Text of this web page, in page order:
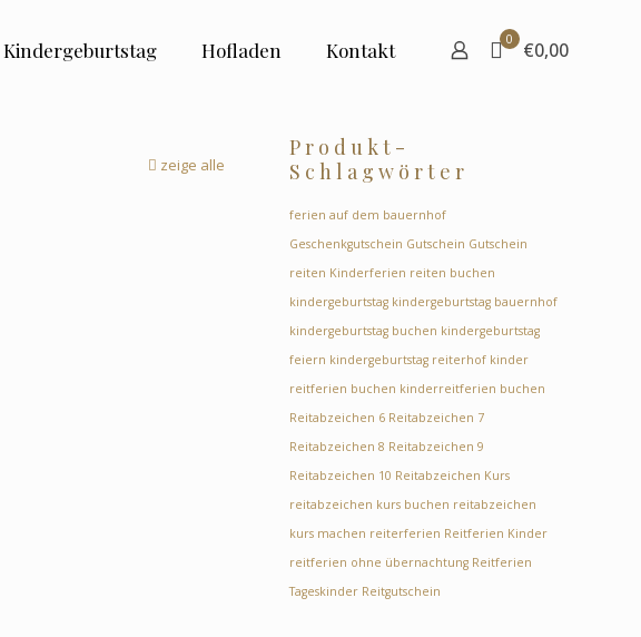
Kindergeburtstag Hofladen Kontakt 0 €0,00
zeige alle
Produkt-
Schlagwörter
ferien auf dem bauernhof
Geschenkgutschein Gutschein Gutschein
reiten Kinderferien reiten buchen
kindergeburtstag kindergeburtstag bauernhof
kindergeburtstag buchen kindergeburtstag
feiern kindergeburtstag reiterhof kinder
reitferien buchen kinderreitferien buchen
Reitabzeichen 6 Reitabzeichen 7
Reitabzeichen 8 Reitabzeichen 9
Reitabzeichen 10 Reitabzeichen Kurs
reitabzeichen kurs buchen reitabzeichen
kurs machen reiterferien Reitferien Kinder
reitferien ohne übernachtung Reitferien
Tageskinder Reitgutschein